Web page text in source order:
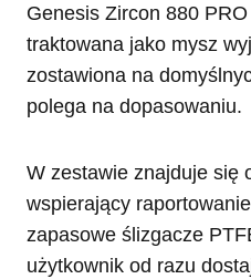
Genesis Zircon 880
traktowana jako mysz
zostawiona na
polega na dopasowaniu.
W zestawie znajduje się
wspierający
zapasowe ślizgacze
użytkownik od razu